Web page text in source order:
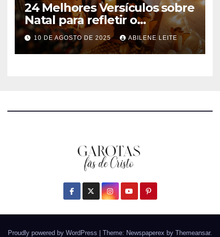
24 Melhores Versículos sobre
Natal para refletir o
Nascimento de Jesus
10 DE AGOSTO DE 2025 ABILENE LEITE
Proudly powered by WordPress | Theme: Newspaperex by Themeansar.